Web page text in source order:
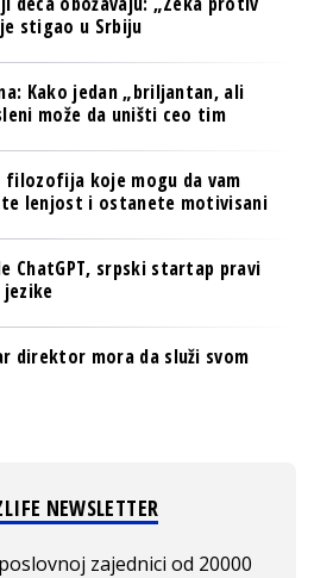
stigao u Srbiju
Kako jedan „briljantan, ali
može da uništi ceo tim
filozofija koje mogu da vam
lenjost i ostanete motivisani
ChatGPT, srpski startap pravi
direktor mora da služi svom
NEWSLETTER
zajednici od 20000